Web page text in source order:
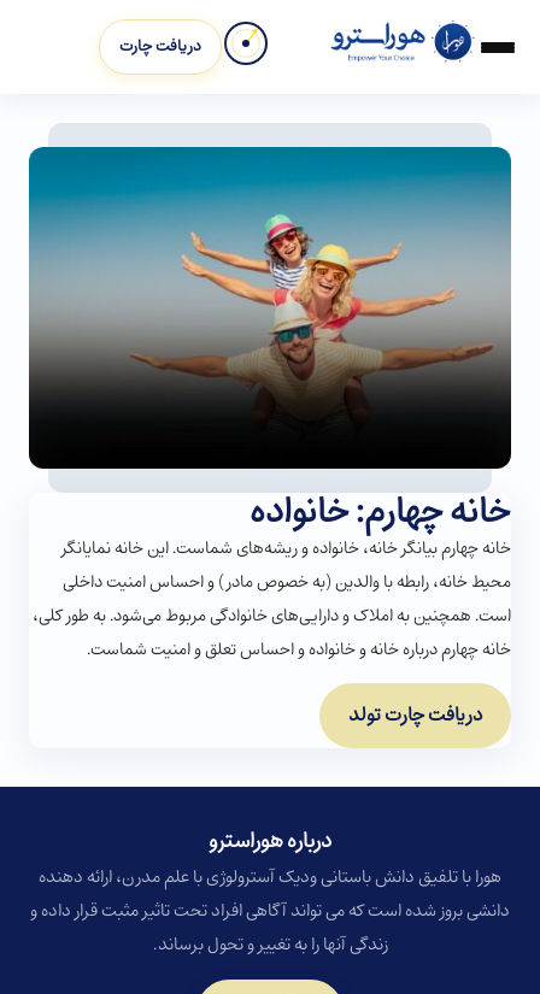
دریافت چارت
خانه چهارم: خانواده
خانه چهارم بیانگر خانه، خانواده و ریشه‌های شماست. این خانه نمایانگر
محیط خانه، رابطه با والدین (به خصوص مادر) و احساس امنیت داخلی
است. همچنین به املاک و دارایی‌های خانوادگی مربوط می‌شود. به طور کلی،
خانه چهارم درباره خانه و خانواده و احساس تعلق و امنیت شماست.
دریافت چارت تولد
درباره هوراسترو​
هورا با تلفیق دانش باستانی ودیک آسترولوژی با علم مدرن، ارائه دهنده
دانشی بروز شده است که می تواند آگاهی افراد تحت تاثیر مثبت قرار داده و
زندگی آنها را به تغییر و تحول برساند.